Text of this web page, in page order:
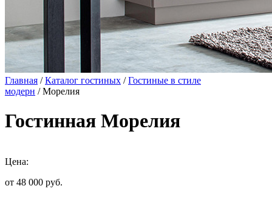
Главная /Каталог гостиных /Гостиные в стиле
модерн / Морелия
Гостинная Морелия
Цена:
от 48 000 руб.